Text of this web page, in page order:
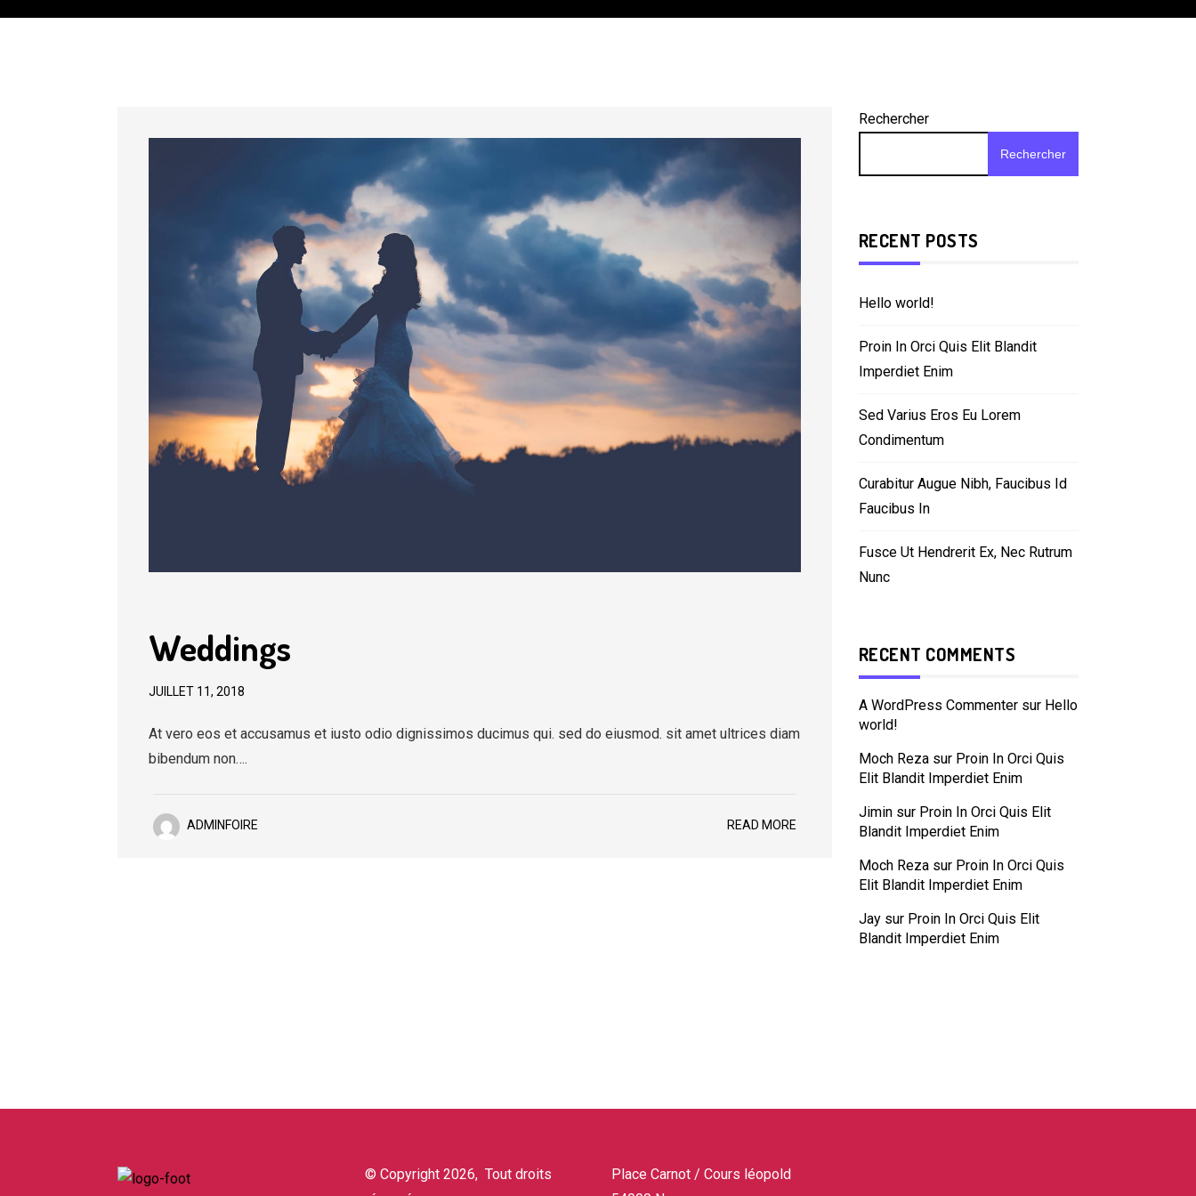
Weddings
JUILLET 11, 2018
At vero eos et accusamus et iusto odio dignissimos ducimus qui. sed do eiusmod. sit amet ultrices diam
bibendum non….
ADMINFOIRE READ MORE
Rechercher
Rechercher
RECENT POSTS
Hello world!
Proin In Orci Quis Elit Blandit
Imperdiet Enim
Sed Varius Eros Eu Lorem
Condimentum
Curabitur Augue Nibh, Faucibus Id
Faucibus In
Fusce Ut Hendrerit Ex, Nec Rutrum
Nunc
RECENT COMMENTS
A WordPress Commentersur Hello
world!
Moch Rezasur Proin In Orci Quis
Elit Blandit Imperdiet Enim
Jiminsur Proin In Orci Quis Elit
Blandit Imperdiet Enim
Moch Rezasur Proin In Orci Quis
Elit Blandit Imperdiet Enim
Jaysur Proin In Orci Quis Elit
Blandit Imperdiet Enim
© Copyright 2026, Tout droits
Place Carnot / Cours léopold